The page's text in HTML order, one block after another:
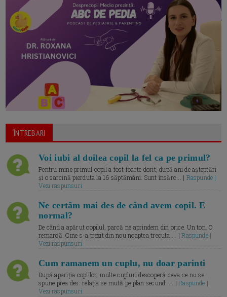
ÎNTREBARI
Voi iubi al doilea copil la fel ca pe primul?
Pentru mine primul copil a fost foarte dorit, după ani de așteptări
și o sarcină pierduta la 16 săptămâni. Sunt însărc... | Raspunde |
Vezi raspunsuri
Ne certăm mai des de când avem copil. E
normal?
De când a apărut copilul, parcă ne aprindem din orice. Un ton. O
remarcă. Cine s-a trezit din nou noaptea trecuta.... |Raspunde |
Vezi raspunsuri
Cum ramanem un cuplu, nu doar parinti
După apariția copiilor, multe cupluri descoperă ceva ce nu se
spune prea des: relația se mută pe plan secund. ... |Raspunde |
Vezi raspunsuri